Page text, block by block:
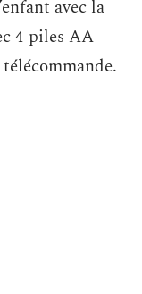
avec la
4 piles AA